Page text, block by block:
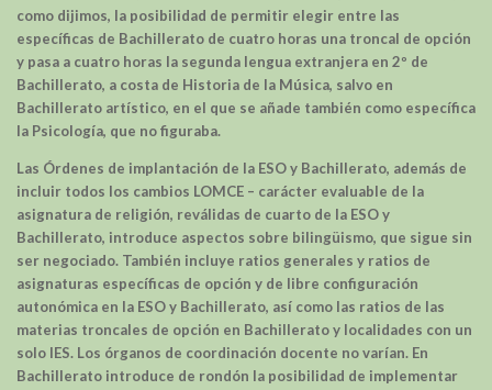
como dijimos, la posibilidad de permitir elegir entre las
específicas de Bachillerato de cuatro horas una troncal de opción
y pasa a cuatro horas la segunda lengua extranjera en 2º de
Bachillerato, a costa de Historia de la Música, salvo en
Bachillerato artístico, en el que se añade también como específica
la Psicología, que no figuraba.
Las Órdenes de implantación de la ESO y Bachillerato, además de
incluir todos los cambios LOMCE – carácter evaluable de la
asignatura de religión, reválidas de cuarto de la ESO y
Bachillerato, introduce aspectos sobre bilingüismo, que sigue sin
ser negociado. También incluye ratios generales y ratios de
asignaturas específicas de opción y de libre configuración
autonómica en la ESO y Bachillerato, así como las ratios de las
materias troncales de opción en Bachillerato y localidades con un
solo IES. Los órganos de coordinación docente no varían. En
Bachillerato introduce de rondón la posibilidad de implementar